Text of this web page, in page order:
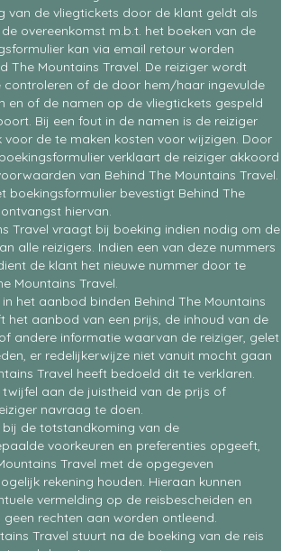
van de vliegtickets door de klant geldt als
overeenkomst m.b.t. het boeken van de
kan via email retour worden
The Mountains Travel. De reiziger wordt
controleren of de door hem/haar ingevulde
en of de namen op de vliegtickets gespeld
Bij een fout in de namen is de reiziger
de te maken kosten voor wijzigen. Door
verklaart de reiziger akkoord
van Behind The Mountains Travel.
boekingsformulier bevestigt Behind The
hiervan.
Travel vraagt bij boeking indien nodig om de
alle reizigers. Indien een van deze nummers
de klant het nieuwe nummer door te
Mountains Travel.
het aanbod binden Behind The Mountains
het aanbod van een prijs, de inhoud van de
andere informatie waarvan de reiziger, gelet
er redelijkerwijze niet vanuit mocht gaan
Travel heeft bedoeld dit te verklaren.
twijfel aan de juistheid van de prijs of
navraag te doen.
bij de totstandkoming van de
voorkeuren en preferenties opgeeft,
Travel met de opgegeven
rekening houden. Hieraan kunnen
vermelding op de reisbescheiden en
geen rechten aan worden ontleend.
Travel stuurt na de boeking van de reis